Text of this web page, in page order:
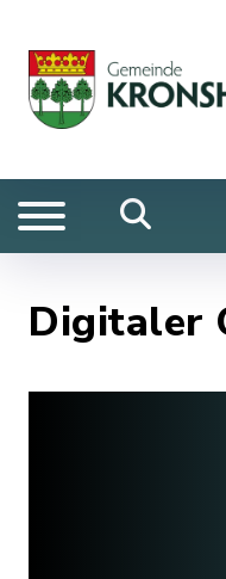
Digitaler